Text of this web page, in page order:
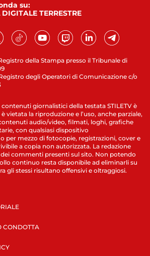
della Stampa presso il Tribunale di
degli Operatori di Comunicazione c/o
su:
TERRESTRE
giornalistici della testata STILETV è
vietata la riproduzione e l’uso, anche parziale,
audio/video, filmati, loghi, grafiche
con qualsiasi dispositivo
per mezzo di fotocopie, registrazioni, cover e
a copia non autorizzata. La redazione
commenti presenti sul sito. Non potendo
continuo resta disponibile ad eliminarli su
gli stessi risultano offensivi e oltraggiosi.
CONDOTTA